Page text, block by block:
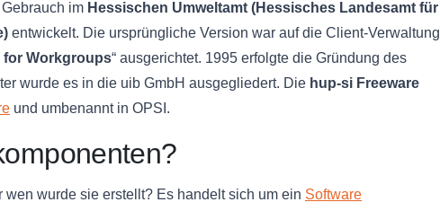
im Hessischen Umweltamt (Hessisches Landesamt für
entwickelt. Die ursprüngliche Version war auf die Client-Verwaltung
for Workgroups“ ausgerichtet. 1995 erfolgte die Gründung des
wurde es in die uib GmbH ausgegliedert. Die hup-si Freeware
und umbenannt in OPSI.
wurde sie erstellt? Es handelt sich um ein Software